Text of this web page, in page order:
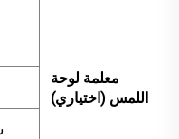
معلمة لوحة
اللمس (اختياري)